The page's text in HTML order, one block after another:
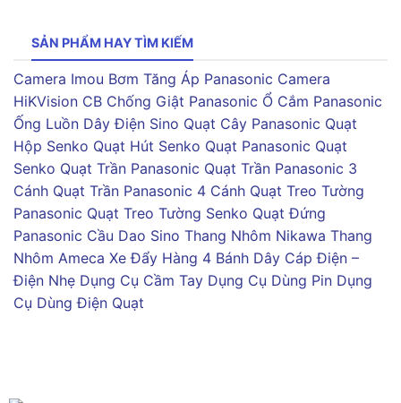
SẢN PHẨM HAY TÌM KIẾM
Camera Imou Bơm Tăng Áp Panasonic Camera
HiKVision CB Chống Giật Panasonic Ổ Cắm Panasonic
Ống Luồn Dây Điện Sino Quạt Cây Panasonic Quạt
Hộp Senko Quạt Hút Senko Quạt Panasonic Quạt
Senko Quạt Trần Panasonic Quạt Trần Panasonic 3
Cánh Quạt Trần Panasonic 4 Cánh Quạt Treo Tường
Panasonic Quạt Treo Tường Senko Quạt Đứng
Panasonic Cầu Dao Sino Thang Nhôm Nikawa Thang
Nhôm Ameca Xe Đẩy Hàng 4 Bánh Dây Cáp Điện –
Điện Nhẹ Dụng Cụ Cầm Tay Dụng Cụ Dùng Pin Dụng
Cụ Dùng Điện Quạt